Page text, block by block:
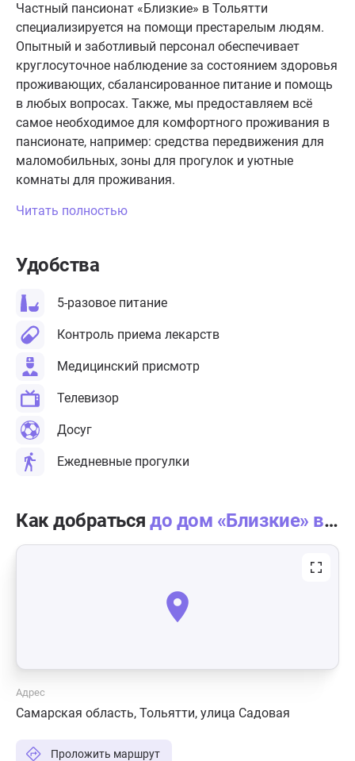
Частный пансионат «Близкие» в Тольятти
специализируется на помощи престарелым людям.
Опытный и заботливый персонал обеспечивает
круглосуточное наблюдение за состоянием здоровья
проживающих, сбалансированное питание и помощь
в любых вопросах. Также, мы предоставляем всё
самое необходимое для комфортного проживания в
пансионате, например: средства передвижения для
маломобильных, зоны для прогулок и уютные
комнаты для проживания.
Читать полностью
Удобства
5-разовое питание
Контроль приема лекарств
Медицинский присмотр
Телевизор
Досуг
Ежедневные прогулки
Как добратьсядо дом «Близкие» в Тольятти
Адрес
Самарская область, Тольятти, улица Садовая
Проложить маршрут